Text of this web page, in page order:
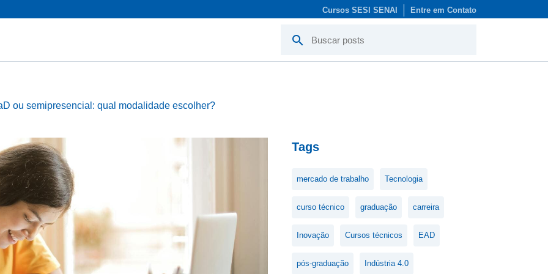
Cursos SESI SENAI Entre em Contato
search
ou semipresencial: qual modalidade escolher?
Tags
mercado de trabalho Tecnologia
curso técnico graduação carreira
Inovação Cursos técnicos EAD
pós-graduação Indústria 4.0